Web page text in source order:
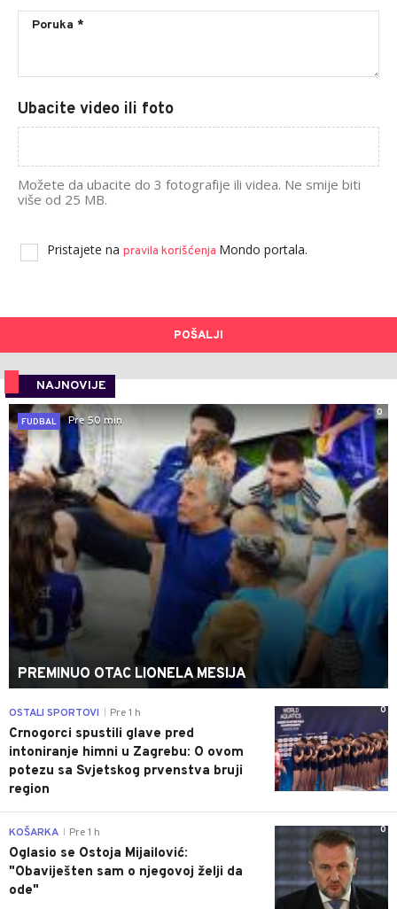
Ubacite video ili foto
Možete da ubacite do 3 fotografije ili videa. Ne smije biti
više od 25 MB.
Pristajete na pravila korišćenja Mondo portala.
POŠALJI
NAJNOVIJE
0
FUDBAL
Pre 50 min
PREMINUO OTAC LIONELA MESIJA
0
OSTALI SPORTOVI Pre 1 h
Crnogorci spustili glave pred
intoniranje himni u Zagrebu: O ovom
potezu sa Svjetskog prvenstva bruji
region
0
KOŠARKA Pre 1 h
Oglasio se Ostoja Mijailović:
"Obaviješten sam o njegovoj želji da
ode"